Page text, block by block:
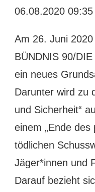
06.08.2020 09:35
Am 26. Juni
BÜNDNIS 90/
ein neues
Darunter wird zu
und Sicherheit“
einem „Ende
tödlichen
Jäger*innen und
Darauf bezieht